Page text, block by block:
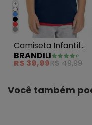
+
Camiseta Infantil
Menino Malha Azul
BRANDILI
R$ 39,99R$ 49,99
Você também